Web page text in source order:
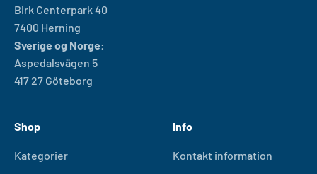
Birk Centerpark 40
7400 Herning
Sverige og Norge:
Aspedalsvägen 5
417 27 Göteborg
Shop
Kategorier
Info
Kontakt information